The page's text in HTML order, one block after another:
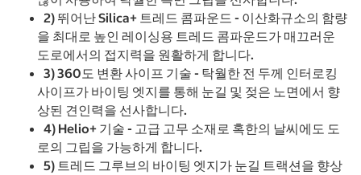
2) 뛰어난 Silica+ 트레드 콤파운드 - 이산화규소의 함량
을 최대로 높인 레이싱용 트레드 콤파운드가 매끄러운
도로에서의 접지력을 원활하게 합니다.
3) 360도 변환 사이프 기술 - 탁월한 전 두께 인터로킹
사이프가 바이팅 엣지를 통해 눈길 및 젖은 노면에서 향
상된 견인력을 선사합니다.
4) Helio+ 기술 - 고급 고무 소재로 혹한의 날씨에도 도
로의 그립을 가능하게 합니다.
5) 트레드 그루브의 바이팅 엣지가 눈길 트랙션을 향상